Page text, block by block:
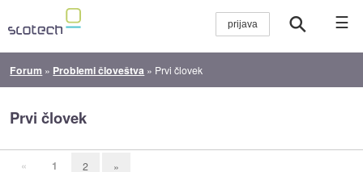
☰
Forum » Problemi človeštva » Prvi človek
Prvi človek
« 1 2 »